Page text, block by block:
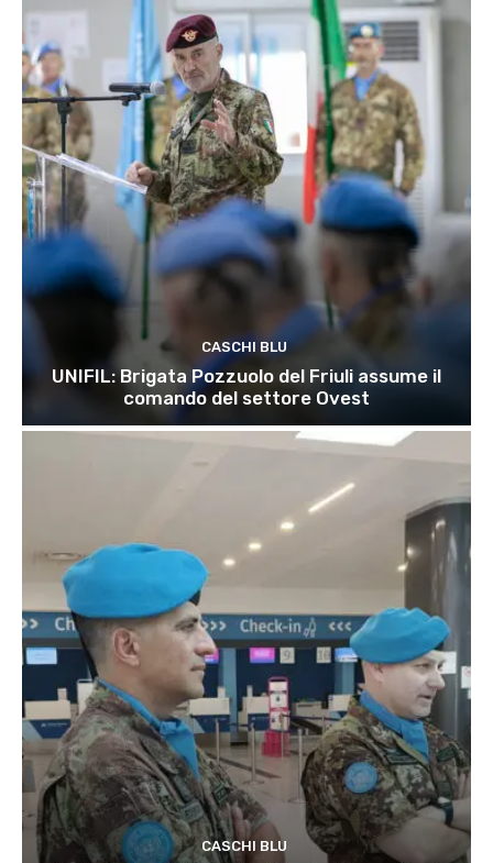
CASCHI BLU
UNIFIL: Brigata Pozzuolo del Friuli assume il
comando del settore Ovest
CASCHI BLU